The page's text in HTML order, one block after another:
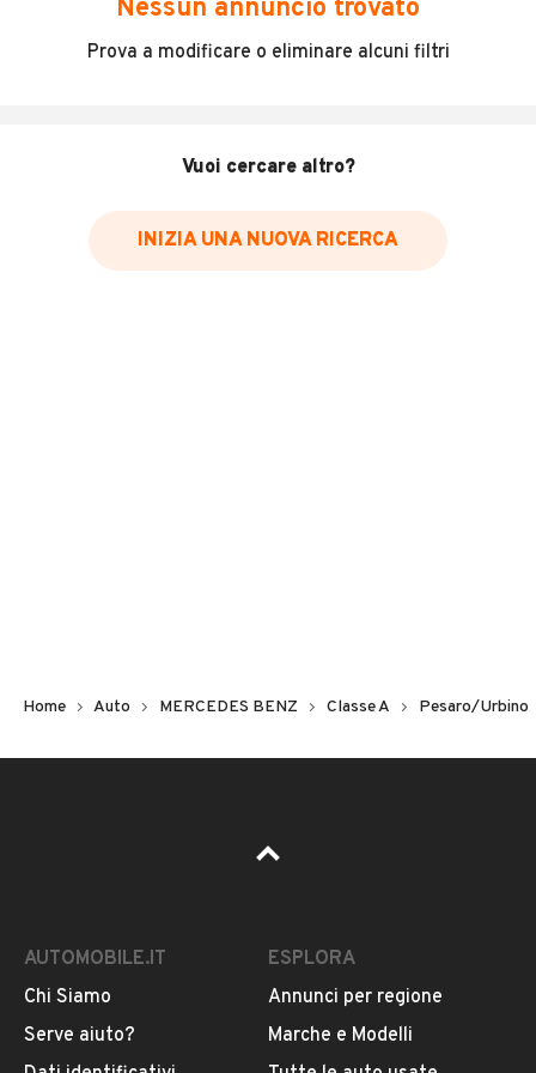
Incidenti in cui è stato coinvolto il veicolo
Data e luogo delle revisioni effettuate
Inserisci il numero di targa per verificare la disponibilità
Pubblicità
Nessun annuncio trovato
Prova a modificare o eliminare alcuni filtri
Vuoi cercare altro?
INIZIA UNA NUOVA RICERCA
Home Auto MERCEDES BENZ Classe A Pesaro/Urbino
AUTOMOBILE.IT
Chi Siamo
Serve aiuto?
ESPLORA
Annunci per regione
Marche e Modelli